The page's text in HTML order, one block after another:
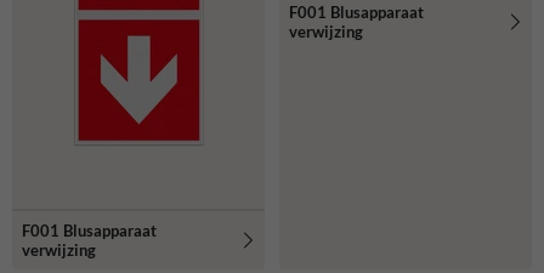
F001 Blusapparaat
verwijzing
F001 Blusapparaat
verwijzing